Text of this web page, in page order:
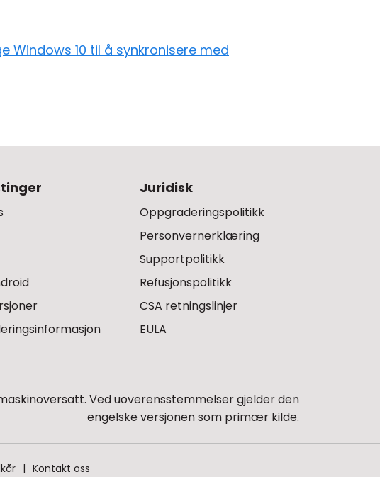
Windows 10 til å synkronisere med
Juridisk
Oppgraderingspolitikk
Personvernerklæring
Supportpolitikk
Refusjonspolitikk
CSA retningslinjer
EULA
Ved uoverensstemmelser gjelder den
engelske versjonen som primær kilde.
Kontakt oss